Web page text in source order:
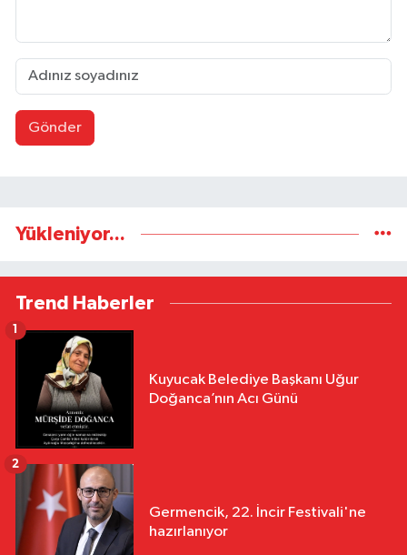
Gönder
Yükleniyor...
Trend Haberler
Kuyucak Belediye Başkanı Uğur
Doğanca’nın Acı Günü
Germencik, 22. İncir Festivali'ne
hazırlanıyor
2